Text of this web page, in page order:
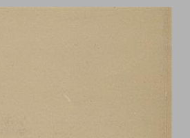
זרים במשפט - נגישות לצדק בישראל ... 0